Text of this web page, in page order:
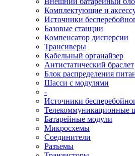
Комплектующие и
Источники
Базовые станции
Компенсатор дисперсии
Трансиверы
Кабельный органайзер
Антистатический браслет
Блок распределения
Шасси с модулями
-
Источники
Телекоммуникационные
Батарейные модули
Микросхемы
Соединители
Разъемы